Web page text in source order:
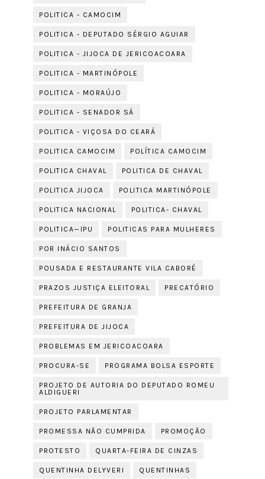
POLITICA - CAMOCIM
POLITICA - DEPUTADO SÉRGIO AGUIAR
POLITICA - JIJOCA DE JERICOACOARA
POLITICA - MARTINÓPOLE
POLITICA - MORAÚJO
POLITICA - SENADOR SÁ
POLITICA - VIÇOSA DO CEARÁ
POLITICA CAMOCIM POLÍTICA CAMOCIM
POLITICA CHAVAL POLITICA DE CHAVAL
POLITICA JIJOCA POLITICA MARTINÓPOLE
POLITICA NACIONAL POLITICA- CHAVAL
POLITICA—IPU POLITICAS PARA MULHERES
POR INÁCIO SANTOS
POUSADA E RESTAURANTE VILA CABORÉ
PRAZOS JUSTIÇA ELEITORAL PRECATÓRIO
PREFEITURA DE GRANJA
PREFEITURA DE JIJOCA
PROBLEMAS EM JERICOACOARA
PROCURA-SE PROGRAMA BOLSA ESPORTE
PROJETO DE AUTORIA DO DEPUTADO ROMEU
ALDIGUERI
PROJETO PARLAMENTAR
PROMESSA NÃO CUMPRIDA PROMOÇÃO
PROTESTO QUARTA-FEIRA DE CINZAS
QUENTINHA DELYVERI QUENTINHAS